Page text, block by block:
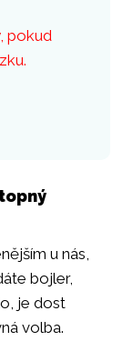
pokud
u nás,
bojler,
je dost
volba.